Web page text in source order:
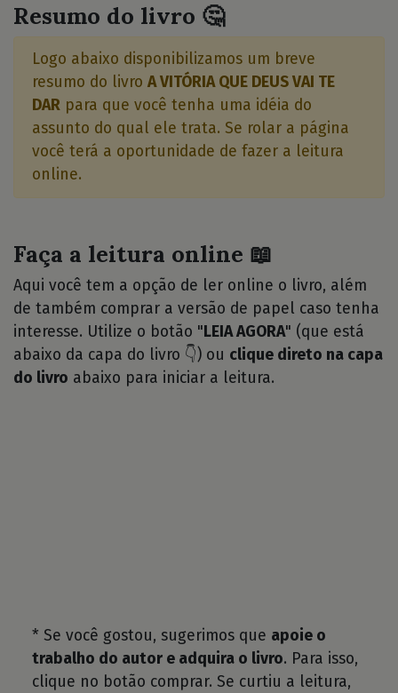
Resumo do livro 🤔
Logo abaixo disponibilizamos um breve
resumo do livro A VITÓRIA QUE DEUS VAI TE
DAR para que você tenha uma idéia do
assunto do qual ele trata. Se rolar a página
você terá a oportunidade de fazer a leitura
online.
Faça a leitura online 📖
Aqui você tem a opção de ler online o livro, além
de também comprar a versão de papel caso tenha
interesse. Utilize o botão " LEIA AGORA" (que está
abaixo da capa do livro 👇) ou clique direto na capa
do livro abaixo para iniciar a leitura.
* Se você gostou, sugerimos que apoie o
trabalho do autor e adquira o livro. Para isso,
clique no botão comprar. Se curtiu a leitura,